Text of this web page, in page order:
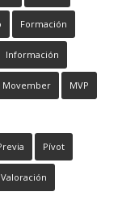
Formación
Información
Movember MVP
Pívot
Valoración